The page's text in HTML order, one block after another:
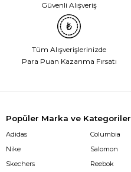
Güvenli Alışveriş
Tüm Alışverişlerinizde
Para Puan Kazanma Fırsatı
Popüler Marka ve Kategoriler
Adidas
Nike
Skechers
Columbia
Salomon
Reebok